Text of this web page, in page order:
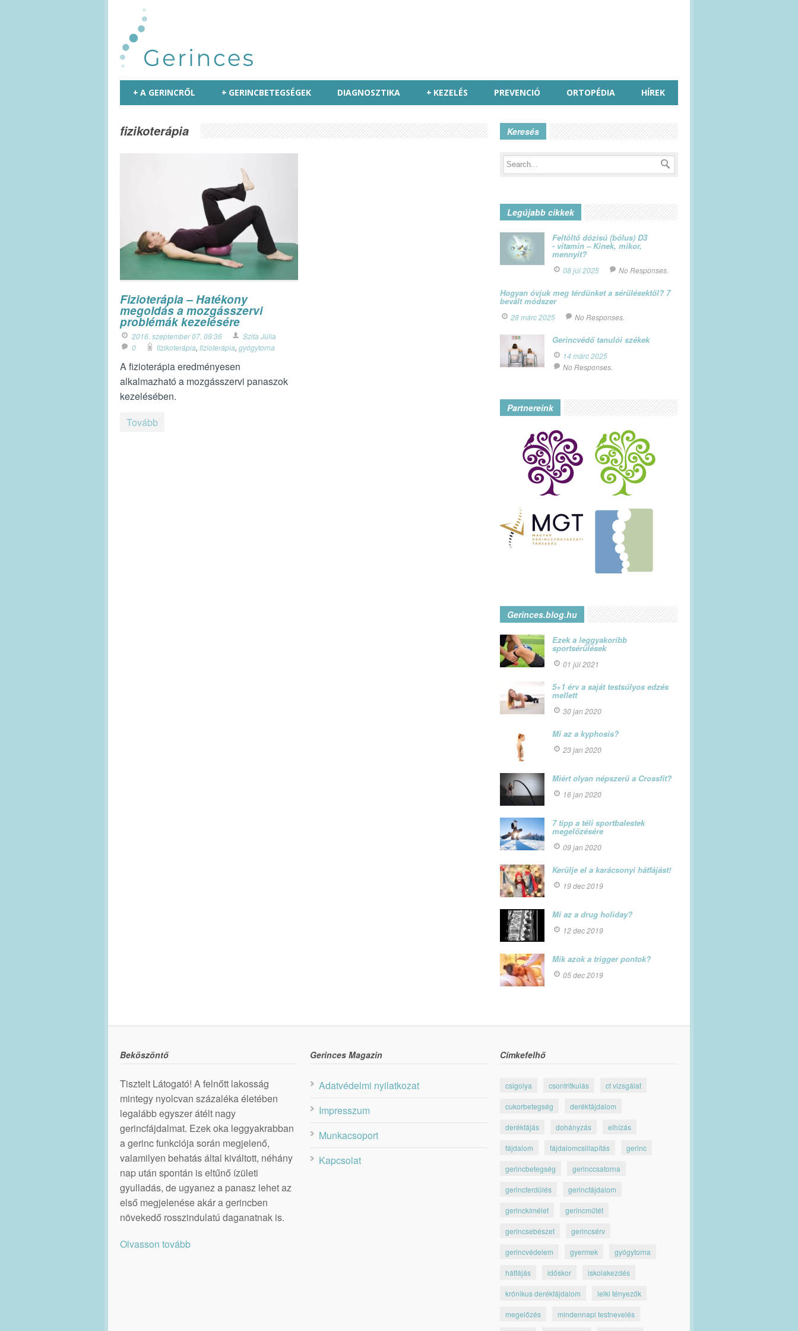
A GERINCRŐL
+ GERINCBETEGSÉGEK
+ DIAGNOSZTIKA KEZELÉS
+ PREVENCIÓ ORTOPÉDIA HÍREK
fizikoterápia
Fizioterápia – Hatékony
megoldás a mozgásszervi
problémák kezelésére
2016. szeptember 07. 09:36
Szita Júlia
0
fizikoterápia, fizioterápia, gyógytorna
A fizioterápia eredményesen
alkalmazható a mozgásszervi panaszok
kezelésében.
Tovább
Keresés
Legújabb cikkek
Feltöltő dózisú (bólus) D3
- vitamin – Kinek, mikor,
mennyit?
08 júl 2025 No Responses.
Hogyan óvjuk meg térdünket a sérülésektől? 7
bevált módszer
28 márc 2025 No Responses.
Gerincvédő tanulói székek
14 márc 2025
No Responses.
Partnereink
Gerinces.blog.hu
Ezek a leggyakoribb
sportsérülések
01 júl 2021
5+1 érv a saját testsúlyos edzés
mellett
30 jan 2020
Mi az a kyphosis?
23 jan 2020
Miért olyan népszerű a Crossfit?
16 jan 2020
7 tipp a téli sportbalestek
megelőzésére
09 jan 2020
Kerülje el a karácsonyi hátfájást!
19 dec 2019
Mi az a drug holiday?
12 dec 2019
Mik azok a trigger pontok?
05 dec 2019
Beköszöntő
Tisztelt Látogató! A felnőtt lakosság
mintegy nyolcvan százaléka életében
legalább egyszer átélt nagy
gerincfájdalmat. Ezek oka leggyakrabban
a gerinc funkciója során megjelenő,
valamilyen behatás által kiváltott, néhány
nap után spontán is eltűnő ízületi
gyulladás, de ugyanez a panasz lehet az
első megjelenése akár a gerincben
növekedő rosszindulatú daganatnak is.
Olvasson tovább
Gerinces Magazin
Adatvédelmi nyilatkozat
Impresszum
Munkacsoport
Kapcsolat
Címkefelhő
csigolya csontritkulás ct vizsgálat
cukorbetegség derékfájdalom
derékfájás dohányzás elhízás
fájdalom fájdalomcsillapítás gerinc
gerincbetegség gerinccsatorna
gerincferdülés gerincfájdalom
gerinckímélet gerincműtét
gerincsebészet gerincsérv
gerincvédelem gyermek gyógytorna
hátfájás időskor iskolakezdés
krónikus derékfájdalom lelki tényezők
megelőzés mindennapi testnevelés